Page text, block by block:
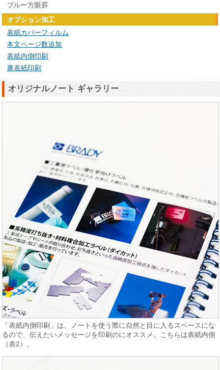
ブルー方眼罫
オプション加工
表紙カバーフィルム
本文ページ数追加
表紙内側印刷
裏表紙印刷
オリジナルノート ギャラリー
「表紙内側印刷」は、ノートを使う際に自然と目に入るスペースにな
るので、伝えたいメッセージを印刷のにオススメ。こちらは表紙内側
（表2）。